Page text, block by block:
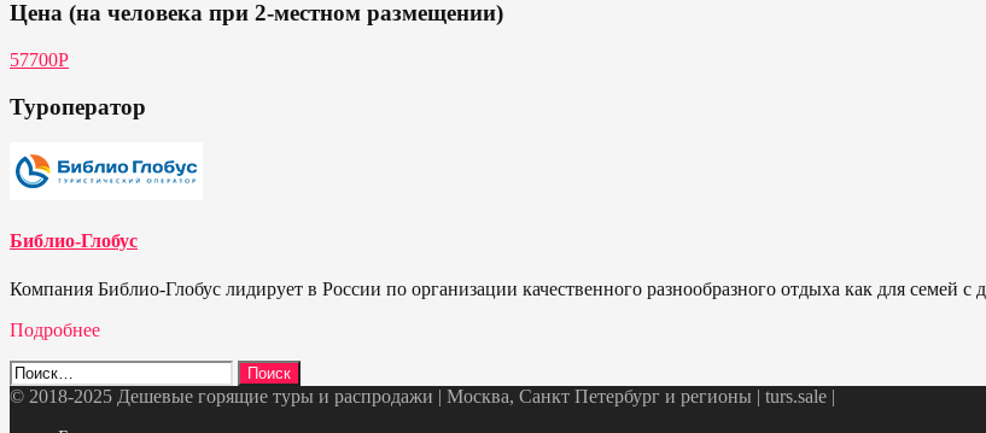
Цена (на человека при 2-местном размещении)
57700P
Туроператор
Библио-Глобус
Компания Библио-Глобус лидирует в России по организации качественного разнообразного отдыха как для семей
Подробнее
Найти:
© 2018-2025 Дешевые горящие туры и распродажи | Москва, Санкт Петербург и регионы | turs.sale |